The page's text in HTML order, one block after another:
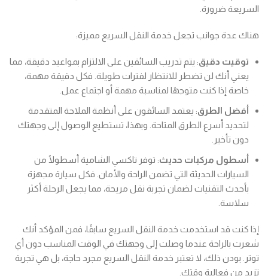
السريعة ضرورة.
هناك عدة جوانب تجعل خدمة النقل السريع مميزة:
توقيت دقيق: يتم تدريب السائقين على الالتزام بمواعيد دقيقة، مما
يعني أنك لن تضطر للانتظار لفترات طويلة. فكل دقيقة مهمة،
خاصة إذا كنت متوجهًا لمناسبة مهمة أو اجتماع عمل.
أفضل الطرق: يعتمد السائقون على أنظمة الملاحة المتقدمة
لتحديد أسرع الطرق المتاحة. وبهذا، تستطيع الوصول إلى وجهتك
دون تأخير.
أسطول مركبات حديث: توفر تاكسي الشامية أسطولًا من
السيارات الحديثة التي تضمن الراحة والأمان. فكل سيارة مجهزة
بأحدث التقنيات لضمان تجربة نقل مريحة، مما يجعل الرحلة أكثر
سلاسة.
إذا كنت قد استخدمت خدمة النقل السريع سابقًا، فمن المؤكد أنك
شعرت بالراحة عندما وصلت إلى وجهتك في الوقت المناسب دون أي
توتر. بودن ذلك، لا تعتبر خدمة النقل السريع مجرد حاجة، بل هي تجربة
تزيد من فعالية وقتك.